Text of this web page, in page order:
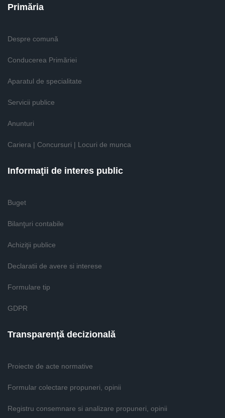
Primăria
Despre comună
Conducerea Primăriei
Aparatul de specialitate
Servicii publice
Anunturi
Cariera | Concursuri | Locuri de munca
Informaţii de interes public
Buget
Bilanţuri contabile
Achiziţii publice
Declaratii de avere si interese
Formulare tip
GDPR
Transparenţă decizională
Proiecte de acte normative
Formular colectare propuneri, opinii
Registru consemnare si analizare propuneri, opinii